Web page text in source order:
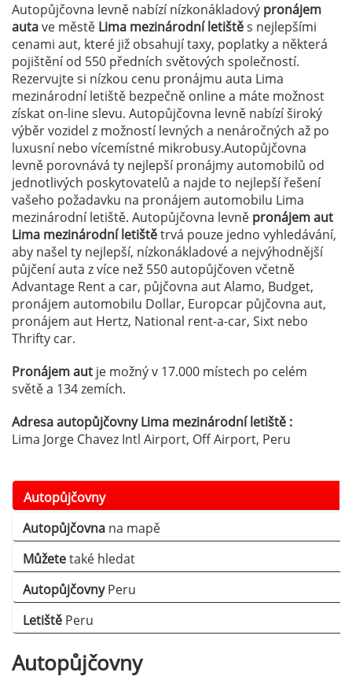
Autopůjčovna levně nabízí nízkonákladový pronájem
autave městě Lima mezinárodní letištěs nejlepšími
cenami aut, které již obsahují taxy, poplatky a některá
pojištění od 550 předních světových společností.
Rezervujte si nízkou cenu pronájmu auta Lima
mezinárodní letiště bezpečně online a máte možnost
získat on-line slevu. Autopůjčovna levně nabízí široký
výběr vozidel z možností levných a nenáročných až po
luxusní nebo vícemístné mikrobusy.Autopůjčovna
levně porovnává ty nejlepší pronájmy automobilů od
jednotlivých poskytovatelů a najde to nejlepší řešení
vašeho požadavku na pronájem automobilu Lima
mezinárodní letiště. Autopůjčovna levně pronájem aut
Lima mezinárodní letištětrvá pouze jedno vyhledávání,
aby našel ty nejlepší, nízkonákladové a nejvýhodnější
půjčení auta z více než 550 autopůjčoven včetně
Advantage Rent a car, půjčovna aut Alamo, Budget,
pronájem automobilu Dollar, Europcar půjčovna aut,
pronájem aut Hertz, National rent-a-car, Sixt nebo
Thrifty car.
Pronájem aut je možný v 17.000 místech po celém
světě a 134 zemích.
Adresa autopůjčovny Lima mezinárodní letiště :
Lima Jorge Chavez Intl Airport, Off Airport, Peru
Autopůjčovny
Autopůjčovna na mapě
Můžetetaké hledat
AutopůjčovnyPeru
Letiště Peru
Autopůjčovny